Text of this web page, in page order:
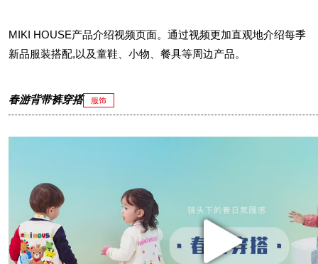
MIKI HOUSE产品介绍视频页面。通过视频更加直观地介绍每季
新品服装搭配,以及童鞋、小物、餐具等周边产品。
春游背带裤穿搭 服饰